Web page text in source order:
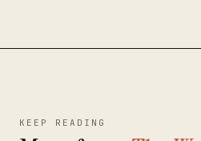
KEEP READING